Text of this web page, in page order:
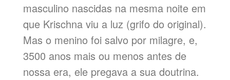
masculino nascidas na mesma noite em
que Krischna viu a luz (grifo do original).
Mas o menino foi salvo por milagre, e,
3500 anos mais ou menos antes de
nossa era, ele pregava a sua doutrina.